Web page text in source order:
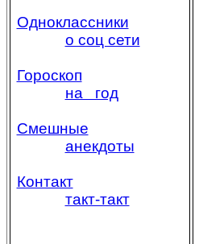
Одноклассники
о соц сети
Гороскоп
на год
Смешные
анекдоты
Контакт
такт-такт